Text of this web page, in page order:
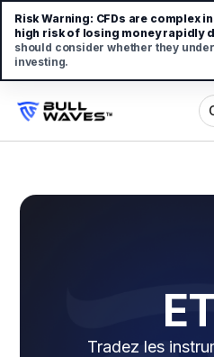
Tradez les
Risk Warning: CFDs are complex
high risk of losing money rapidly
should consider whether they
investing.